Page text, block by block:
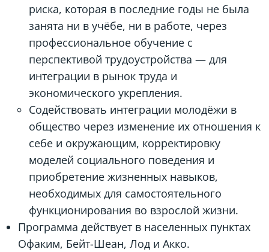
риска, которая в последние годы не была
занята ни в учёбе, ни в работе, через
профессиональное обучение с
перспективой трудоустройства — для
интеграции в рынок труда и
экономического укрепления.
Содействовать интеграции молодёжи в
общество через изменение их отношения к
себе и окружающим, корректировку
моделей социального поведения и
приобретение жизненных навыков,
необходимых для самостоятельного
функционирования во взрослой жизни.
Программа действует в населенных пунктах
Офаким, Бейт-Шеан, Лод и Акко.